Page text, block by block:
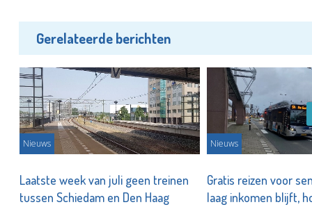
Gerelateerde berichten
Nieuws
Laatste week van juli geen treinen
tussen Schiedam en Den Haag
Nieuws
Gratis reizen voor
laag inkomen blijft,